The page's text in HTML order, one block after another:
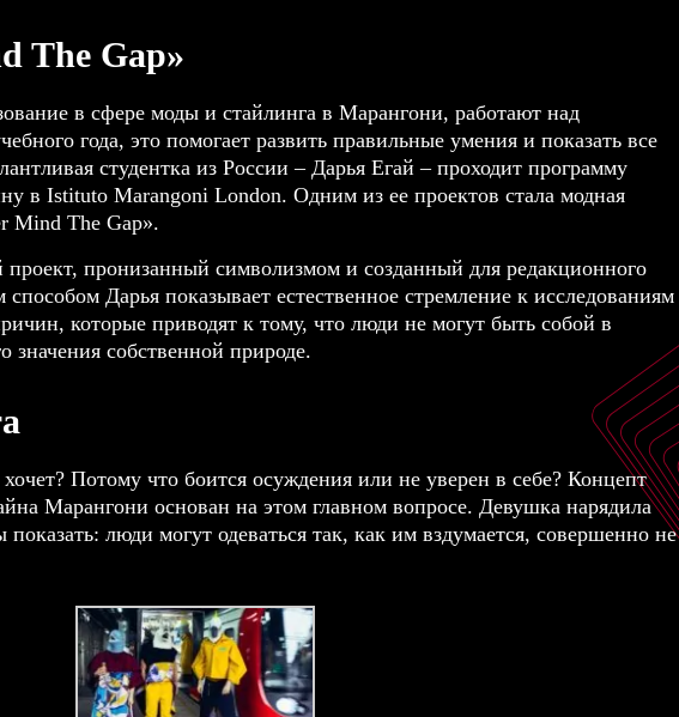
The Gap»
в сфере моды и стайлинга в Марангони, работают над
года, это помогает развить правильные умения и показать все
студентка из России – Дарья Егай – проходит программу
в Istituto Marangoni London. Одним из ее проектов стала модная
Mind The Gap».
пронизанный символизмом и созданный для редакционного
Дарья показывает естественное стремление к исследованиям
которые приводят к тому, что люди не могут быть собой в
значения собственной природе.
Потому что боится осуждения или не уверен в себе? Концепт
Марангони основан на этом главном вопросе. Девушка нарядила
люди могут одеваться так, как им вздумается, совершенно не